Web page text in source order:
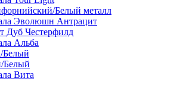
Белый металл
Эволюшн Антрацит
Дуб Честерфилд
Альба
Белый
Белый
Вита